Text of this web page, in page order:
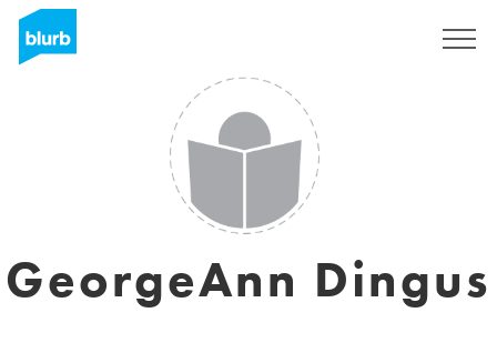
GeorgeAnn Dingus